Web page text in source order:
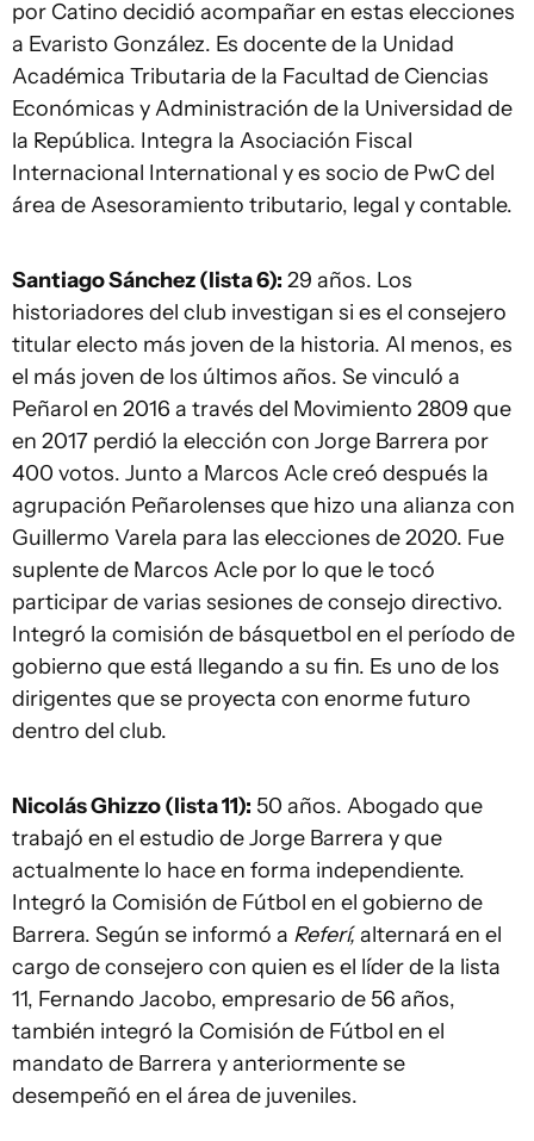
por Catino decidió acompañar en estas elecciones
a Evaristo González. Es docente de la Unidad
Académica Tributaria de la Facultad de Ciencias
Económicas y Administración de la Universidad de
la República. Integra la Asociación Fiscal
Internacional International y es socio de PwC del
área de Asesoramiento tributario, legal y contable.
Santiago Sánchez (lista 6): 29 años. Los
historiadores del club investigan si es el consejero
titular electo más joven de la historia. Al menos, es
el más joven de los últimos años. Se vinculó a
Peñarol en 2016 a través del Movimiento 2809 que
en 2017 perdió la elección con Jorge Barrera por
400 votos. Junto a Marcos Acle creó después la
agrupación Peñarolenses que hizo una alianza con
Guillermo Varela para las elecciones de 2020. Fue
suplente de Marcos Acle por lo que le tocó
participar de varias sesiones de consejo directivo.
Integró la comisión de básquetbol en el período de
gobierno que está llegando a su fin. Es uno de los
dirigentes que se proyecta con enorme futuro
dentro del club.
Nicolás Ghizzo (lista 11): 50 años. Abogado que
trabajó en el estudio de Jorge Barrera y que
actualmente lo hace en forma independiente.
Integró la Comisión de Fútbol en el gobierno de
Barrera. Según se informó a Referí,alternará en el
cargo de consejero con quien es el líder de la lista
11, Fernando Jacobo, empresario de 56 años,
también integró la Comisión de Fútbol en el
mandato de Barrera y anteriormente se
desempeñó en el área de juveniles.